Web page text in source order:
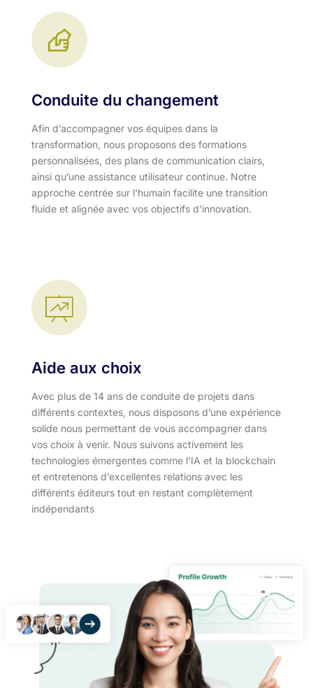
Conduite du changement
Afin d’accompagner vos équipes dans la
transformation, nous proposons des formations
personnalisées, des plans de communication clairs,
ainsi qu’une assistance utilisateur continue. Notre
approche centrée sur l'humain facilite une transition
fluide et alignée avec vos objectifs d'innovation.​
Aide aux choix
Avec plus de 14 ans de conduite de projets dans
différents contextes, nous disposons d’une expérience
solide nous permettant de vous accompagner dans
vos choix à venir. Nous suivons activement les
technologies émergentes comme l’IA et la blockchain
et entretenons d’excellentes relations avec les
différents éditeurs tout en restant complètement
indépendants